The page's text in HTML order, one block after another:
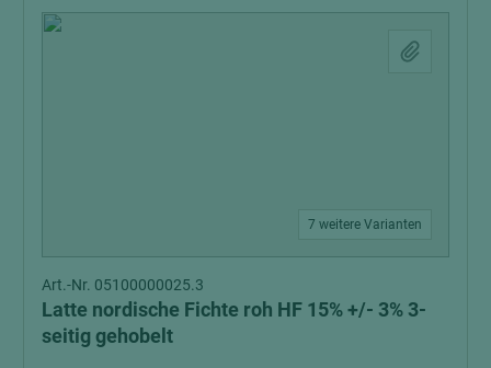
7 weitere Varianten
Art.-Nr. 05100000025.3
Latte nordische Fichte roh HF 15% +/- 3% 3-
seitig gehobelt